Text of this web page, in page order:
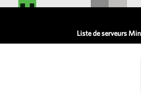
Liste de serveurs